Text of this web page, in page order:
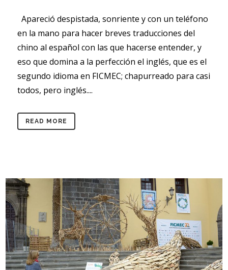
Apareció despistada, sonriente y con un teléfono
en la mano para hacer breves traducciones del
chino al español con las que hacerse entender, y
eso que domina a la perfección el inglés, que es el
segundo idioma en FICMEC; chapurreado para casi
todos, pero inglés....
READ MORE